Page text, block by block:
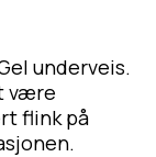
underveis.
være
flink på